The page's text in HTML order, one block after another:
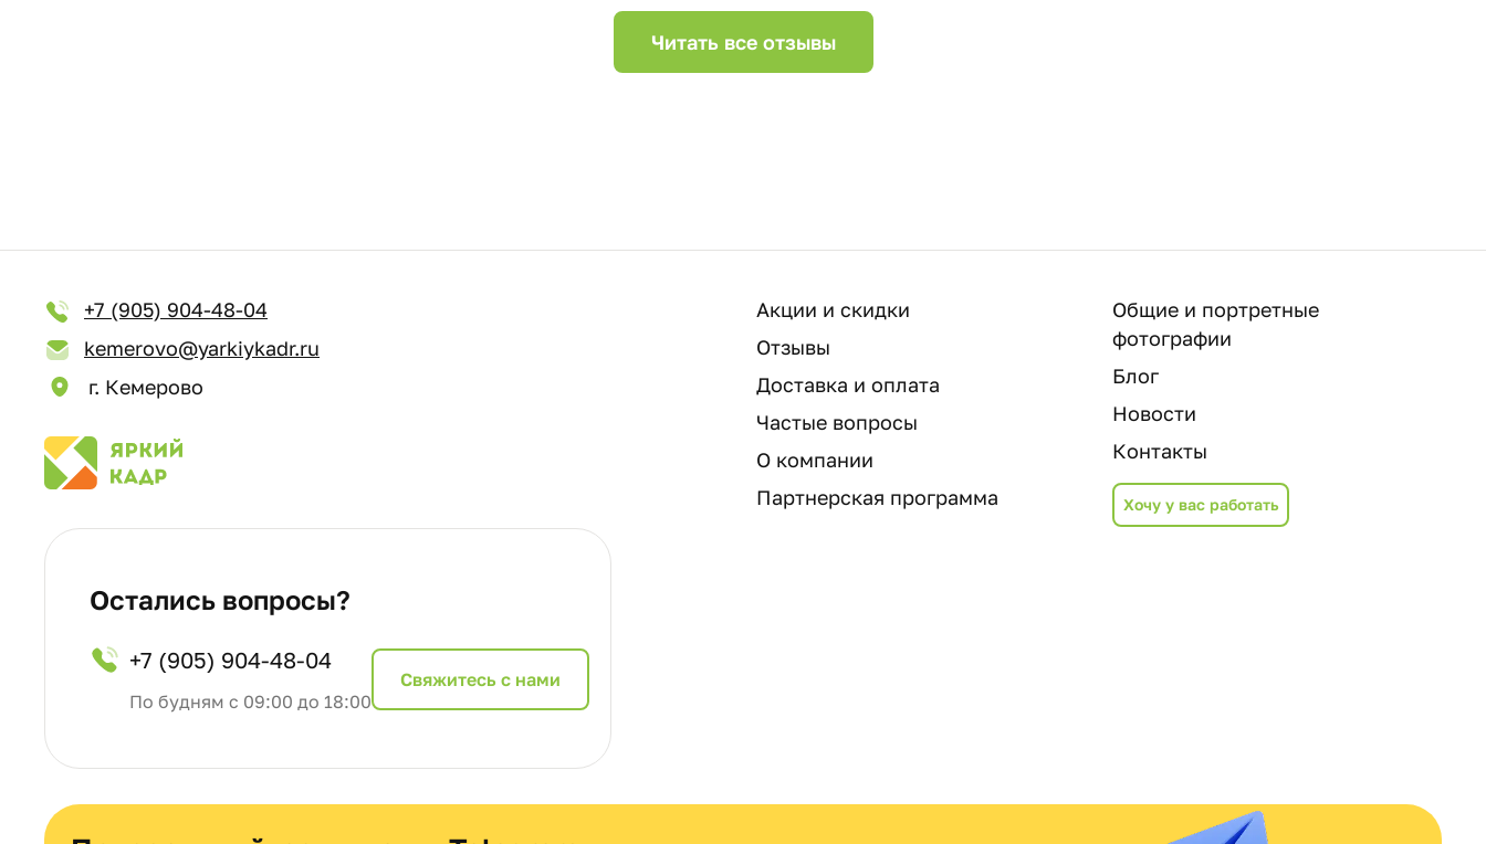
Читать все отзывы
+7 (905) 904-48-04
kemerovo@yarkiykadr.ru
г. Кемерово
Акции и скидки
Отзывы
Доставка и оплата
Частые вопросы
О компании
Партнерская программа
Общие и портретные
фотографии
Блог
Новости
Контакты
Хочу у вас работать
Остались вопросы?
+7 (905) 904-48-04
По будням с 09:00 до 18:00
Cвяжитесь с нами